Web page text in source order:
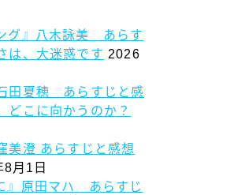
グ』八木詠美 あらす
は、大迷惑です 2026
田夏穂 あらすじと感
どこに向かうのか？
美澄 あらすじと感想
月1日
』原田マハ あらすじ